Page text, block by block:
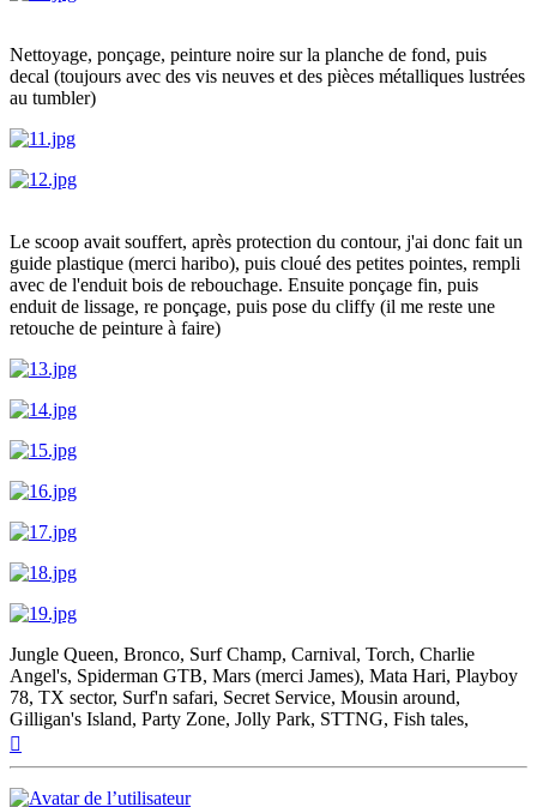
Nettoyage, ponçage, peinture noire sur la planche de fond, puis
decal (toujours avec des vis neuves et des pièces métalliques lustrées
au tumbler)
Le scoop avait souffert, après protection du contour, j'ai donc fait un
guide plastique (merci haribo), puis cloué des petites pointes, rempli
avec de l'enduit bois de rebouchage. Ensuite ponçage fin, puis
enduit de lissage, re ponçage, puis pose du cliffy (il me reste une
retouche de peinture à faire)
Jungle Queen, Bronco, Surf Champ, Carnival, Torch, Charlie
Angel's, Spiderman GTB, Mars (merci James), Mata Hari, Playboy
78, TX sector, Surf'n safari, Secret Service, Mousin around,
Gilligan's Island, Party Zone, Jolly Park, STTNG, Fish tales,